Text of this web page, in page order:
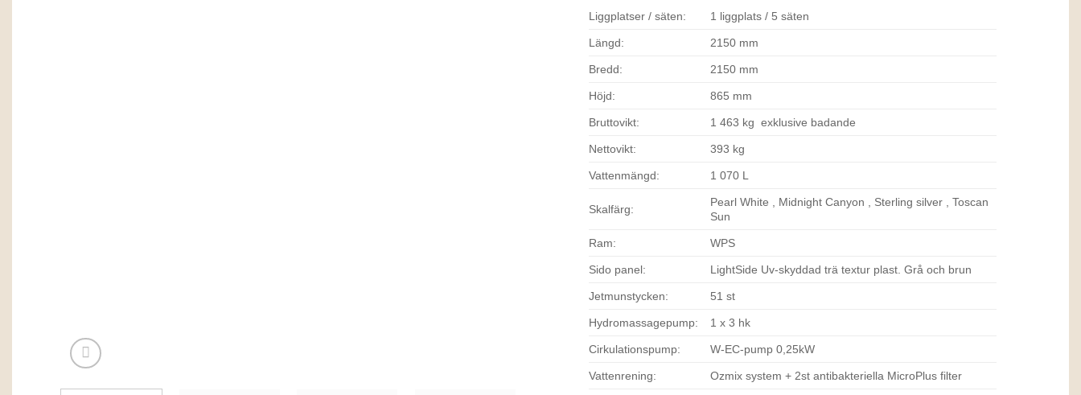
Liggplatser / säten: 1 liggplats / 5 säten
Längd: 2150 mm
Bredd: 2150 mm
Höjd: 865 mm
Bruttovikt: 1 463 kg exklusive badande
Nettovikt: 393 kg
Vattenmängd: 1 070 L
Skalfärg:
Pearl White , Midnight Canyon , Sterling silver , Toscan
Sun
Ram: WPS
Sido panel: LightSide Uv-skyddad trä textur plast. Grå och brun
Jetmunstycken: 51 st
Hydromassagepump: 1 x 3 hk
Cirkulationspump: W-EC-pump 0,25kW
Vattenrening: Ozmix system + 2st antibakteriella MicroPlus filter